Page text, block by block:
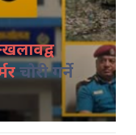
चोरी गर्ने